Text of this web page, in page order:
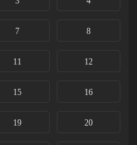
7 8
11 12
15 16
19 20